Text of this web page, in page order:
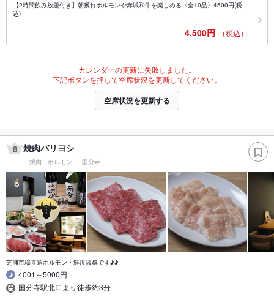
【2時間飲み放題付き】朝獲れホルモンや赤城和牛を楽しめる〈全10品〉4500円(税
込)
4,500円 （税込）
カレンダーの更新に失敗しました。
下記ボタンを押して空席状況を更新してください。
空席状況を更新する
8 焼肉バリヨシ
焼肉・ホルモン 国分寺
芝浦市場直送ホルモン・鮮度抜群です♪♪
4001～5000円
国分寺駅北口より徒歩約3分